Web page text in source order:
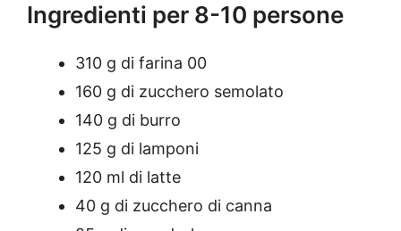
Ingredienti per 8-10 persone
310 g di farina 00
160 g di zucchero semolato
140 g di burro
125 g di lamponi
120 ml di latte
40 g di zucchero di canna